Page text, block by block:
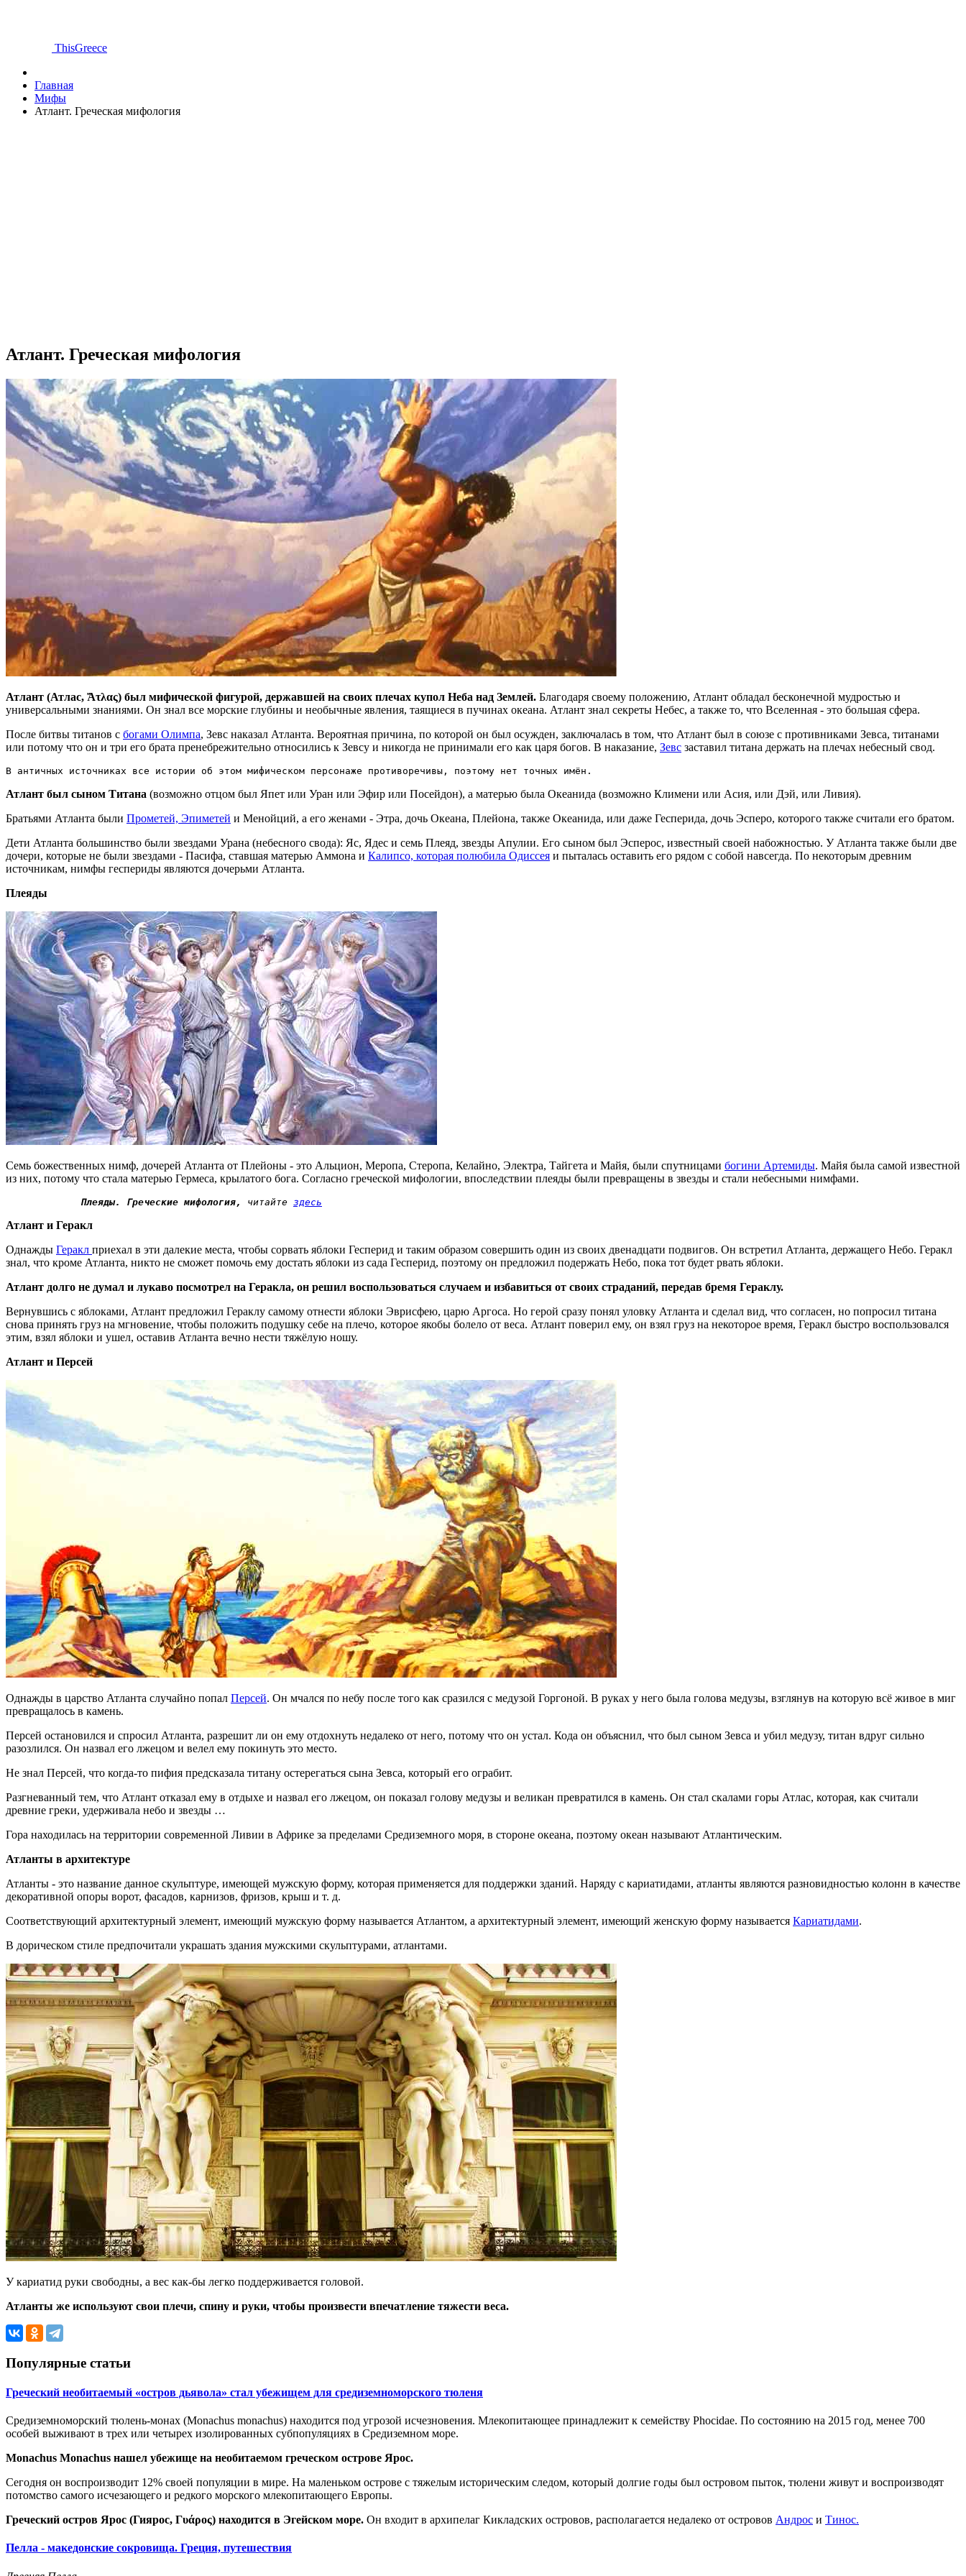
ThisGreece
Главная
Мифы
Атлант. Греческая мифология
Атлант. Греческая мифология
Атлант (Атлас, Ἄτλας) был мифической фигурой, державшей на своих плечах купол Неба над Землей. Благодаря своему положению, Атлант обладал бесконечной мудростью и
универсальными знаниями. Он знал все морские глубины и необычные явления, таящиеся в пучинах океана. Атлант знал секреты Небес, а также то, что Вселенная - это большая сфера.
После битвы титанов с богами Олимпа, Зевс наказал Атланта. Вероятная причина, по которой он был осужден, заключалась в том, что Атлант был в союзе с противниками Зевса, титанами
или потому что он и три его брата пренебрежительно относились к Зевсу и никогда не принимали его как царя богов. В наказание, Зевс заставил титана держать на плечах небесный свод.
В античных источниках все истории об этом мифическом персонаже противоречивы, поэтому нет точных имён.
Атлант был сыном Титана (возможно отцом был Япет или Уран или Эфир или Посейдон), а матерью была Океанида (возможно Климени или Асия, или Дэй, или Ливия).
Братьями Атланта были Прометей, Эпиметей и Менойций, а его женами - Этра, дочь Океана, Плейона, также Океанида, или даже Гесперида, дочь Эсперо, которого также считали его братом.
Дети Атланта большинство были звездами Урана (небесного свода): Яс, Ядес и семь Плеяд, звезды Апулии. Его сыном был Эсперос, известный своей набожностью. У Атланта также были две
дочери, которые не были звездами - Пасифа, ставшая матерью Аммона и Калипсо, которая полюбила Одиссея и пыталась оставить его рядом с собой навсегда. По некоторым древним
источникам, нимфы геспериды являются дочерьми Атланта.
Плеяды
Семь божественных нимф, дочерей Атланта от Плейоны - это Альцион, Меропа, Стеропа, Келайно, Электра, Тайгета и Майя, были спутницами богини Артемиды. Майя была самой известной
из них, потому что стала матерью Гермеса, крылатого бога. Согласно греческой мифологии, впоследствии плеяды были превращены в звезды и стали небесными нимфами.
Плеяды. Греческие мифология, читайте здесь
Атлант и Геракл
Однажды Геракл приехал в эти далекие места, чтобы сорвать яблоки Гесперид и таким образом совершить один из своих двенадцати подвигов. Он встретил Атланта, держащего Небо. Геракл
знал, что кроме Атланта, никто не сможет помочь ему достать яблоки из сада Гесперид, поэтому он предложил подержать Небо, пока тот будет рвать яблоки.
Атлант долго не думал и лукаво посмотрел на Геракла, он решил воспользоваться случаем и избавиться от своих страданий, передав бремя Гераклу.
Вернувшись с яблоками, Атлант предложил Гераклу самому отнести яблоки Эврисфею, царю Аргоса. Но герой сразу понял уловку Атланта и сделал вид, что согласен, но попросил титана
снова принять груз на мгновение, чтобы положить подушку себе на плечо, которое якобы болело от веса. Атлант поверил ему, он взял груз на некоторое время, Геракл быстро воспользовался
этим, взял яблоки и ушел, оставив Атланта вечно нести тяжёлую ношу.
Атлант и Персей
Однажды в царство Атланта случайно попал Персей. Он мчался по небу после того как сразился с медузой Горгоной. В руках у него была голова медузы, взглянув на которую всё живое в миг
превращалось в камень.
Персей остановился и спросил Атланта, разрешит ли он ему отдохнуть недалеко от него, потому что он устал. Кода он объяснил, что был сыном Зевса и убил медузу, титан вдруг сильно
разозлился. Он назвал его лжецом и велел ему покинуть это место.
Не знал Персей, что когда-то пифия предсказала титану остерегаться сына Зевса, который его ограбит.
Разгневанный тем, что Атлант отказал ему в отдыхе и назвал его лжецом, он показал голову медузы и великан превратился в камень. Он стал скалами горы Атлас, которая, как считали
древние греки, удерживала небо и звезды …
Гора находилась на территории современной Ливии в Африке за пределами Средиземного моря, в стороне океана, поэтому океан называют Атлантическим.
Атланты в архитектуре
Атланты - это название данное скульптуре, имеющей мужскую форму, которая применяется для поддержки зданий. Наряду с кариатидами, атланты являются разновидностью колонн в качестве
декоративной опоры ворот, фасадов, карнизов, фризов, крыш и т. д.
Соответствующий архитектурный элемент, имеющий мужскую форму называется Атлантом, а архитектурный элемент, имеющий женскую форму называется Кариатидами.
В дорическом стиле предпочитали украшать здания мужскими скульптурами, атлантами.
У кариатид руки свободны, а вес как-бы легко поддерживается головой.
Атланты же используют свои плечи, спину и руки, чтобы произвести впечатление тяжести веса.
Популярные статьи
Греческий необитаемый «остров дьявола» стал убежищем для средиземноморского тюленя
Средиземноморский тюлень-монах (Monachus monachus) находится под угрозой исчезновения. Млекопитающее принадлежит к семейству Phocidae. По состоянию на 2015 год, менее 700
особей выживают в трех или четырех изолированных субпопуляциях в Средиземном море.
Monachus Monachus нашел убежище на необитаемом греческом острове Ярос.
Сегодня он воспроизводит 12% своей популяции в мире. На маленьком острове с тяжелым историческим следом, который долгие годы был островом пыток, тюлени живут и воспроизводят
потомство самого исчезающего и редкого морского млекопитающего Европы.
Греческий остров Ярос (Гиярос, Γυάρος) находится в Эгейском море. Он входит в архипелаг Кикладских островов, располагается недалеко от островов Андрос и Тинос.
Пелла - македонские сокровища. Греция, путешествия